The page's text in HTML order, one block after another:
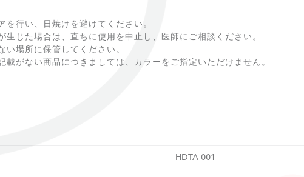
を行い、日焼けを避けてください。
生じた場合は、直ちに使用を中止し、医師にご相談ください。
い場所に保管してください。
載がない商品につきましては、カラーをご指定いただけません。
HDTA-001